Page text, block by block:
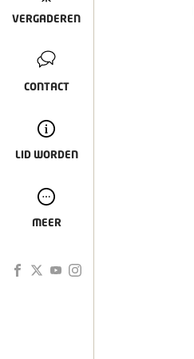
VERGADEREN
CONTACT
LID WORDEN
MEER